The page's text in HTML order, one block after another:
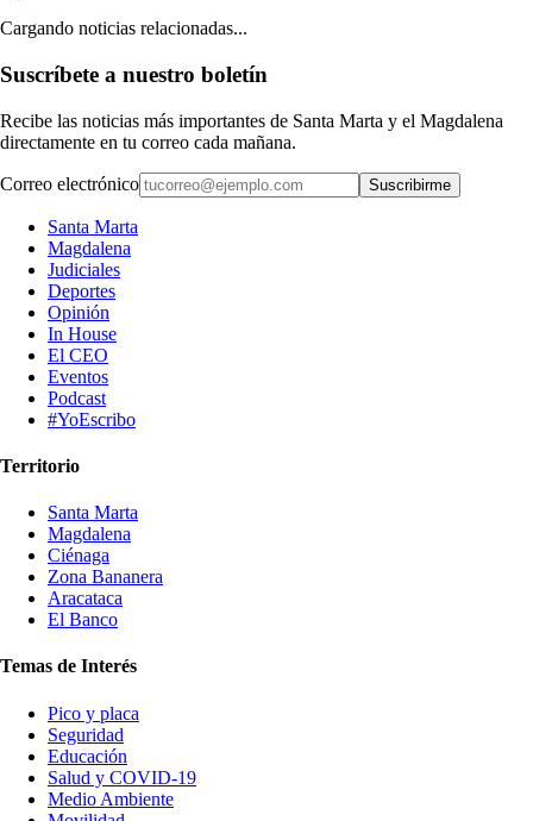
Cargando noticias relacionadas...
Suscríbete a nuestro boletín
Recibe las noticias más importantes de Santa Marta y el Magdalena
directamente en tu correo cada mañana.
Correo electrónico Suscribirme
Santa Marta
Magdalena
Judiciales
Deportes
Opinión
In House
El CEO
Eventos
Podcast
#YoEscribo
Territorio
Santa Marta
Magdalena
Ciénaga
Zona Bananera
Aracataca
El Banco
Temas de Interés
Pico y placa
Seguridad
Educación
Salud y COVID-19
Medio Ambiente